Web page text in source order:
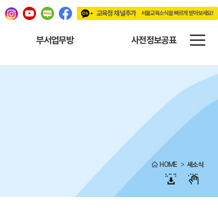
교육청 채널추가 서울교육소식을 빠르게 받아보세요!
빠르게 받아보세요!
부서업무방 사전정보공표
HOME 새소식